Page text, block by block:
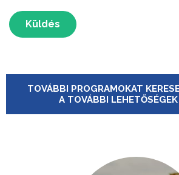
Küldés
TOVÁBBI PROGRAMOKAT
A TOVÁBBI